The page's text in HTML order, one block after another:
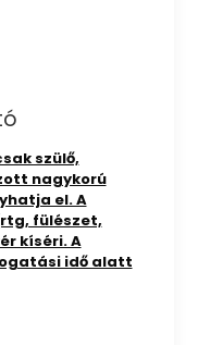
szülő,
nagykorú
el. A
fülészet,
kíséri. A
idő alatt